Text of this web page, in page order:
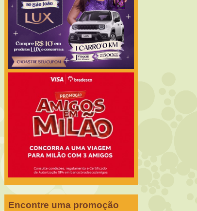
Encontre uma promoção